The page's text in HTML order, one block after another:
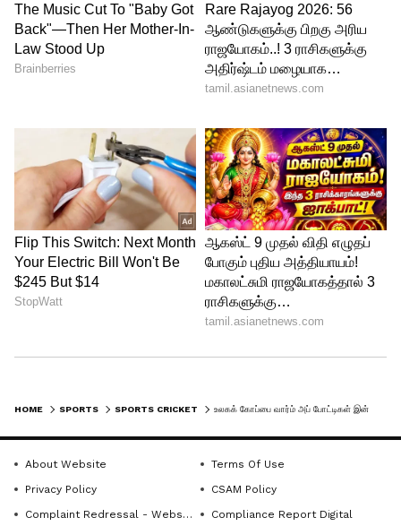
HOME SPORTS SPORTS CRICKET
About Website
Terms Of Use
Privacy Policy
CSAM Policy
Complaint Redressal - Website
Compliance Report Digital